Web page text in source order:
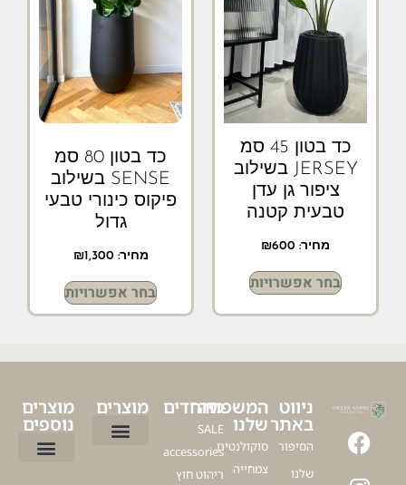
כד בטון 45 סמ
JERSEY בשילוב
ציפור גן עדן
טבעית קטנה
מחיר: ₪600
בחר אפשרויות
כד בטון 80 סמ
SENSE בשילוב
פיקוס כינורי טבעי
גדול
מחיר: ₪1,300
בחר אפשרויות
ניווט
באתר
הסיפור
שלנו
המשפחה
שלנו
סוקולנטים
צמחייה
מיוחדים
SALE
accessories
ריהוט חוץ
מוצרים מוצרים
נוספים